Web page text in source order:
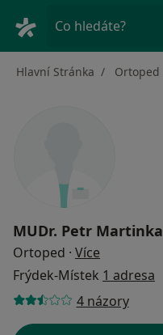
Co hledáte?
Hlavní Stránka Ortoped
MUDr. Petr Martinka
Ortoped · Více
Frýdek-Místek 1 adresa
4 názory